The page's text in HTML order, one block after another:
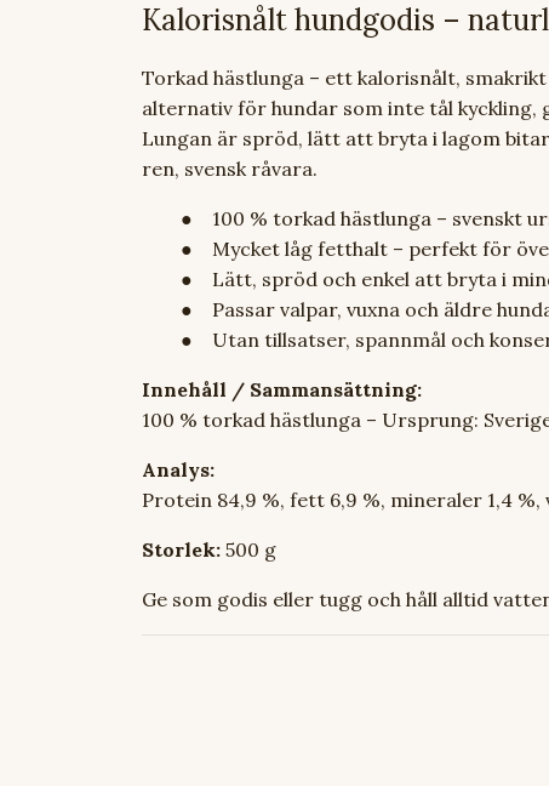
Kalorisnålt hundgodis –
Torkad hästlunga – ett kalorisnålt,
alternativ för hundar som inte tål kyckling,
Lungan är spröd, lätt att bryta i lagom
ren, svensk råvara.
● 100 % torkad hästlunga – svenskt
● Mycket låg fetthalt – perfekt för
● Lätt, spröd och enkel att bryta i
● Passar valpar, vuxna och äldre
● Utan tillsatser, spannmål och
Innehåll / Sammansättning:
100 % torkad hästlunga – Ursprung:
Analys:
Protein 84,9 %, fett 6,9 %, mineraler 1,4 %,
Storlek: 500 g
Ge som godis eller tugg och håll alltid